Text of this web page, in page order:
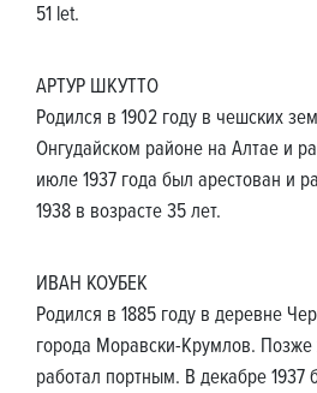
51 let.
АРТУР ШКУТТО
Родился в 1902 году в чешских
Онгудайском районе на Алтае и
июле 1937 года был арестован и
1938 в возрасте 35 лет.
ИВАН КОУБЕК
Родился в 1885 году в деревне
города Моравски-Крумлов.
работал портным. В декабре 1937